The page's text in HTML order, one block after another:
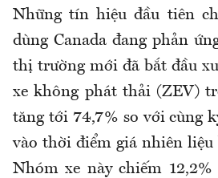
Những tín hiệu đầu tiên
dùng Canada đang phản
thị trường mới đã bắt đầu
xe không phát thải (ZEV)
tăng tới 74,7% so với cùng
vào thời điểm giá nhiên liệu
Nhóm xe này chiếm